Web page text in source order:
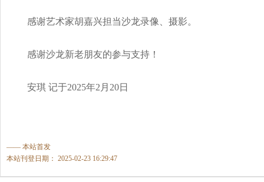
感谢艺术家胡嘉兴担当沙龙录像、摄影。
感谢沙龙新老朋友的参与支持！
安琪记于2025年2 月20日
—— 本站首发
本站刊登日期： 2025-02-23 16:29:47